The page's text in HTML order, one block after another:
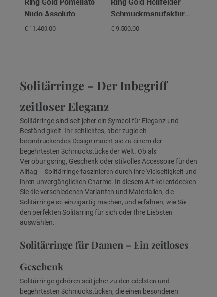
Ring Gold Pomellato
Nudo Assoluto
€ 11.400,00
Ring Gold Hollfelder
Schmuckmanufaktur
Solitär 4er Krappe
€ 9.500,00
Solitärringe – Der Inbegriff
zeitloser Eleganz
Solitärringe sind seit jeher ein Symbol für Eleganz und
Beständigkeit. Ihr schlichtes, aber zugleich
beeindruckendes Design macht sie zu einem der
begehrtesten Schmuckstücke der Welt. Ob als
Verlobungsring, Geschenk oder stilvolles Accessoire für den
Alltag – Solitärringe faszinieren durch ihre Vielseitigkeit und
ihren unvergänglichen Charme. In diesem Artikel entdecken
Sie die verschiedenen Varianten und Materialien, die
Solitärringe so einzigartig machen, und erfahren, wie Sie
den perfekten Solitärring für sich oder Ihre Liebsten
auswählen.
Solitärringe für Damen – Ein zeitloses
Geschenk
Solitärringe gehören seit jeher zu den edelsten und
begehrtesten Schmuckstücken, die einen besonderen